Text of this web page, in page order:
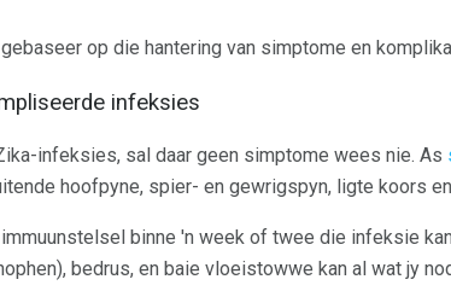
op die hantering van simptome en
infeksies
infeksies, sal daar geen simptome wees nie. As
hoofpyne, spier- en gewrigspyn, ligte koors
binne 'n week of twee die infeksie
bedrus, en baie vloeistowwe kan al wat jy